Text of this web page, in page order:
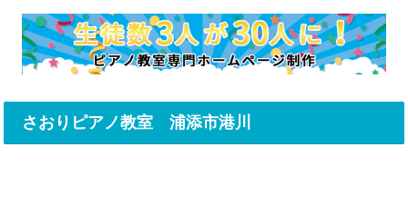
さおりピアノ教室 浦添市港川